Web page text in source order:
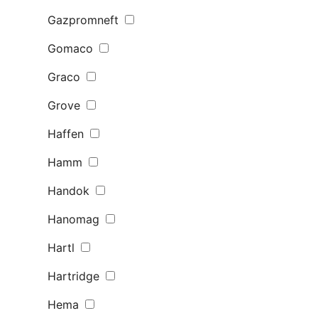
Gazpromneft
Gomaco
Graco
Grove
Haffen
Hamm
Handok
Hanomag
Hartl
Hartridge
Hema